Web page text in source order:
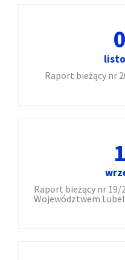
Raport bieżący nr
Raport bieżący nr 19/
Województwem